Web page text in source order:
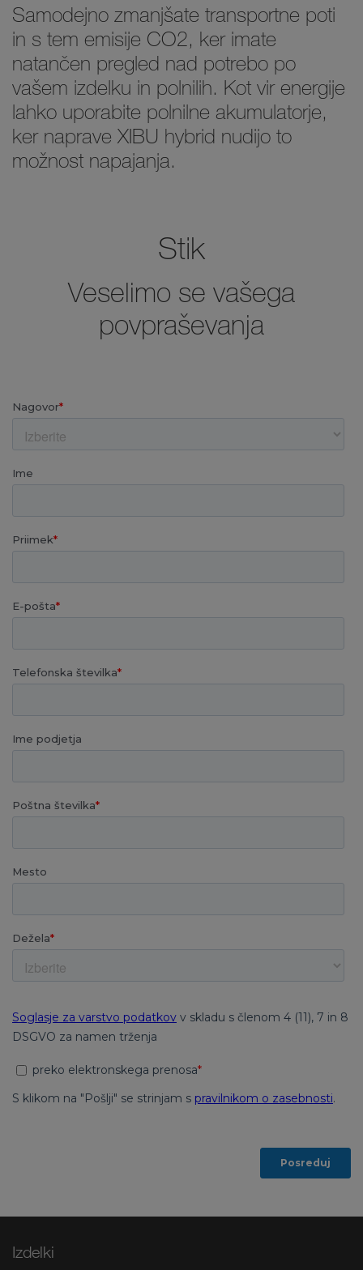
Samodejno zmanjšate transportne poti
in s tem emisije CO2, ker imate
natančen pregled nad potrebo po
vašem izdelku in polnilih. Kot vir energije
lahko uporabite polnilne akumulatorje,
ker naprave XIBU hybrid nudijo to
možnost napajanja.
Stik
Veselimo se vašega
povpraševanja
Izdelki